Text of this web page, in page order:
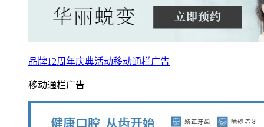
品牌12周年庆典活动移动通栏广告
移动通栏广告